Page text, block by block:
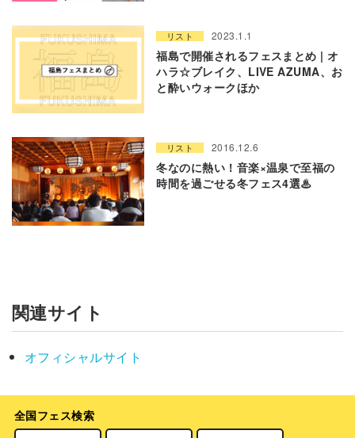
リスト 2023.1.1
福島で開催されるフェスまとめ | オ
ハラ☆ブレイク、LIVE AZUMA、お
と酔いウォークほか
リスト 2016.12.6
冬なのに熱い！音楽×温泉で至福の
時間を過ごせる冬フェス4選♨︎
関連サイト
オフィシャルサイト
全国フェス検索